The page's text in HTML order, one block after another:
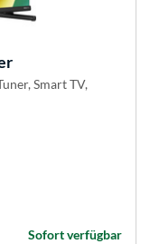
Smart TV,
Sofort verfügbar